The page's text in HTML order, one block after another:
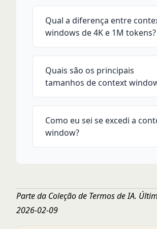
Qual a diferença entre
windows de 4K e 1M tokens?
Quais são os principais
tamanhos de context
Como eu sei se excedi a
window?
Parte da Coleção de Termos de IA.
2026-02-09